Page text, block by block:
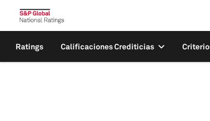
Ratings Calificaciones Crediticias